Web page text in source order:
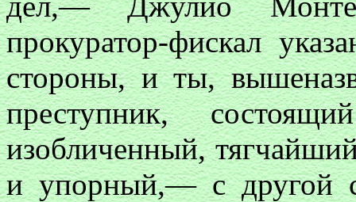
прокуратор-фискал
стороны, и ты,
преступник,
изобличенный,
и упорный,— с другой